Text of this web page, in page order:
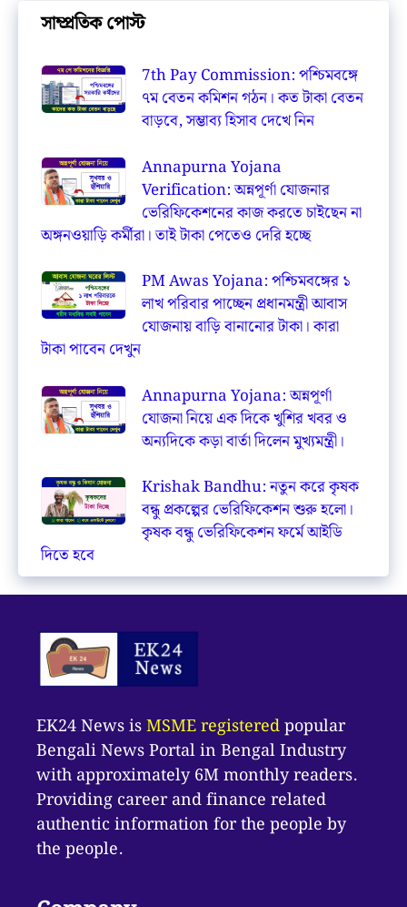
সাম্প্রতিক পোস্ট
7th Pay Commission: পশ্চিমবঙ্গে
৭ম বেতন কমিশন গঠন। কত টাকা বেতন
বাড়বে, সম্ভাব্য হিসাব দেখে নিন
Annapurna Yojana
Verification: অন্নপূর্ণা যোজনার
ভেরিফিকেশনের কাজ করতে চাইছেন না
অঙ্গনওয়াড়ি কর্মীরা। তাই টাকা পেতেও দেরি হচ্ছে
PM Awas Yojana: পশ্চিমবঙ্গের ১
লাখ পরিবার পাচ্ছেন প্রধানমন্ত্রী আবাস
যোজনায় বাড়ি বানানোর টাকা। কারা
টাকা পাবেন দেখুন
Annapurna Yojana: অন্নপূর্ণা
যোজনা নিয়ে এক দিকে খুশির খবর ও
অন্যদিকে কড়া বার্তা দিলেন মুখ্যমন্ত্রী।
Krishak Bandhu: নতুন করে কৃষক
বন্ধু প্রকল্পের ভেরিফিকেশন শুরু হলো।
কৃষক বন্ধু ভেরিফিকেশন ফর্মে আইডি
দিতে হবে
EK24 News isMSME registeredpopular
Bengali News Portal in Bengal Industry
with approximately 6M monthly readers.
Providing career and finance related
authentic information for the people by
the people.